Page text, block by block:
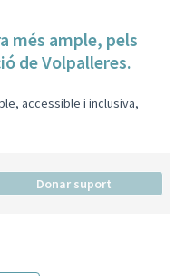
més ample, pels
de Volpalleres.
accessible i inclusiva,
Donar suport